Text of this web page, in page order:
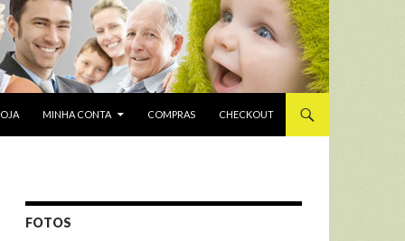
MINHA CONTA COMPRAS CHECKOUT
FOTOS